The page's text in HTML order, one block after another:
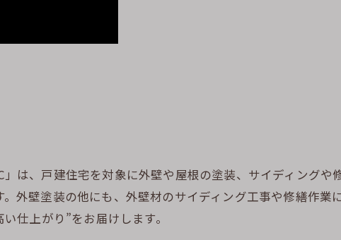
は、戸建住宅を対象に外壁や屋根の塗装、サイディングや
外壁塗装の他にも、外壁材のサイディング工事や修繕作業
仕上がり”をお届けします。